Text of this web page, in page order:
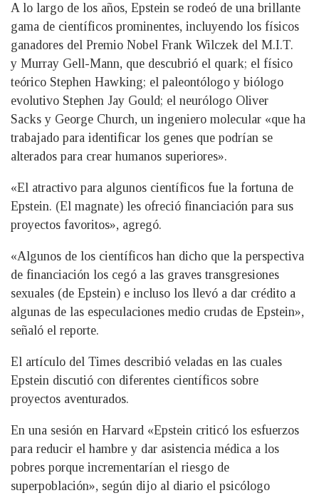
A lo largo de los años, Epstein se rodeó de una brillante
gama de científicos prominentes, incluyendo los físicos
ganadores del Premio Nobel Frank Wilczek del M.I.T.
y Murray Gell-Mann, que descubrió el quark; el físico
teórico Stephen Hawking; el paleontólogo y biólogo
evolutivo Stephen Jay Gould; el neurólogo Oliver
Sacks y George Church, un ingeniero molecular «que ha
trabajado para identificar los genes que podrían se
alterados para crear humanos superiores».
«El atractivo para algunos científicos fue la fortuna de
Epstein. (El magnate) les ofreció financiación para sus
proyectos favoritos», agregó.
«Algunos de los científicos han dicho que la perspectiva
de financiación los cegó a las graves transgresiones
sexuales (de Epstein) e incluso los llevó a dar crédito a
algunas de las especulaciones medio crudas de Epstein»,
señaló el reporte.
El artículo del Times describió veladas en las cuales
Epstein discutió con diferentes científicos sobre
proyectos aventurados.
En una sesión en Harvard «Epstein criticó los esfuerzos
para reducir el hambre y dar asistencia médica a los
pobres porque incrementarían el riesgo de
superpoblación», según dijo al diario el psicólogo